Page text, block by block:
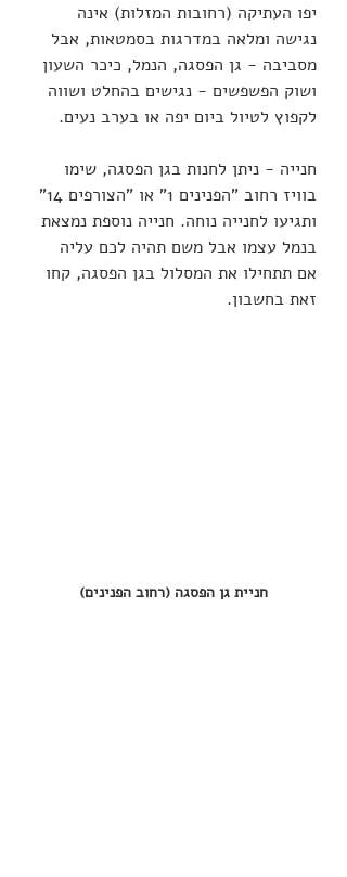
יפו העתיקה (רחובות המזלות) אינה
נגישה ומלאה במדרגות בסמטאות, אבל
מסביבה - גן הפסגה, הנמל, כיכר השעון
ושוק הפשפשים - נגישים בהחלט ושווה
לקפוץ לטיול ביום יפה או בערב נעים.
חנייה - ניתן לחנות בגן הפסגה, שימו
בוויז רחוב "הפנינים 1" או "הצורפים 14"
ותגיעו לחנייה נוחה. חנייה נוספת נמצאת
בנמל עצמו אבל משם תהיה לכם עליה
אם תתחילו את המסלול בגן הפסגה, קחו
זאת בחשבון.
חניית גן הפסגה (רחוב הפנינים)